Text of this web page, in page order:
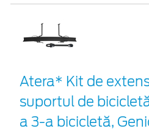
Atera* Kit de
suportul de
a 3-a bicicletă,